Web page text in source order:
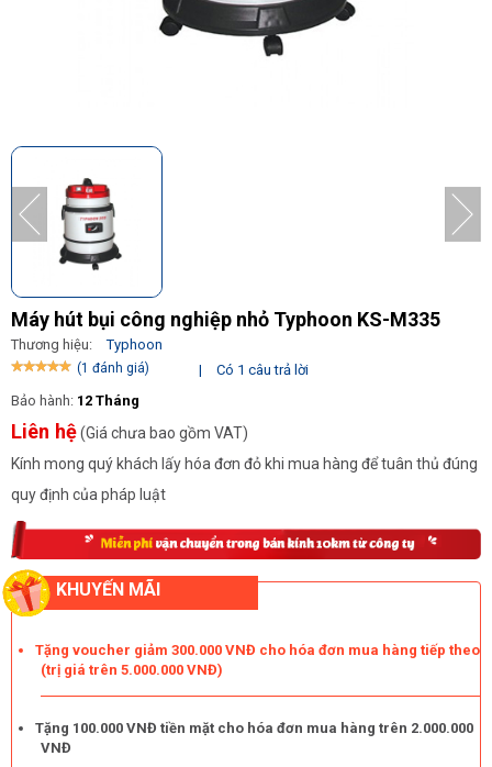
Máy hút bụi công nghiệp nhỏ Typhoon KS-M335
Thương hiệu: Typhoon
(1 đánh giá) |
Có 1 câu trả lời
Bảo hành: 12 Tháng
Liên hệ(Giá chưa bao gồm VAT)
Kính mong quý khách lấy hóa đơn đỏ khi mua hàng để tuân thủ đúng
quy định của pháp luật
KHUYẾN MÃI
Tặng voucher giảm 300.000 VNĐ cho hóa đơn mua hàng tiếp theo
(trị giá trên 5.000.000 VNĐ)
Tặng 100.000 VNĐ tiền mặt cho hóa đơn mua hàng trên 2.000.000
VNĐ